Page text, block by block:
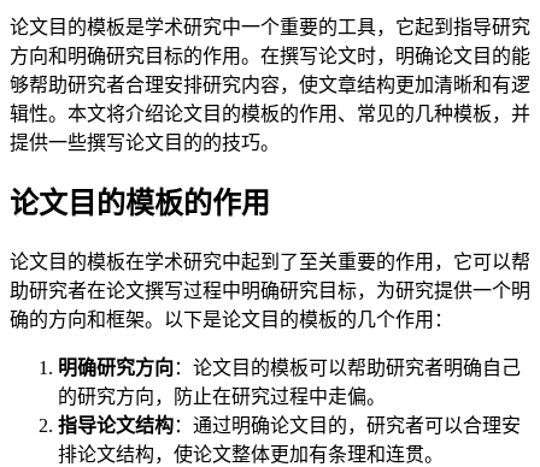
论文目的模板是学术研究中一个重要的工具，它起到指导研究
方向和明确研究目标的作用。在撰写论文时，明确论文目的能
够帮助研究者合理安排研究内容，使文章结构更加清晰和有逻
辑性。本文将介绍论文目的模板的作用、常见的几种模板，并
提供一些撰写论文目的的技巧。
论文目的模板的作用
论文目的模板在学术研究中起到了至关重要的作用，它可以帮
助研究者在论文撰写过程中明确研究目标，为研究提供一个明
确的方向和框架。以下是论文目的模板的几个作用：
明确研究方向 ：论文目的模板可以帮助研究者明确自己
的研究方向，防止在研究过程中走偏。
指导论文结构：通过明确论文目的，研究者可以合理安
排论文结构，使论文整体更加有条理和连贯。